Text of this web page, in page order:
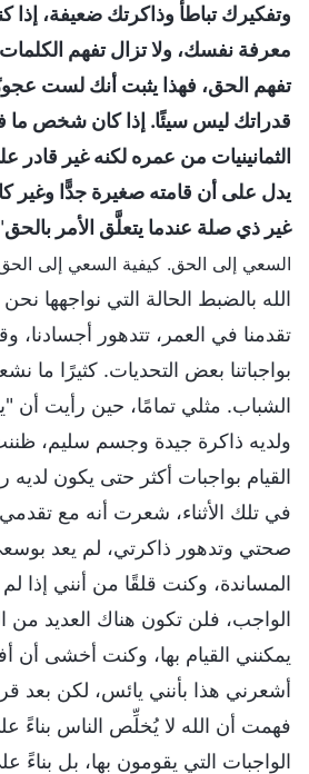
وتفكيرك تباطأ وذاكرتك ضعيفة، إذا
معرفة نفسك، ولا تزال تفهم الكلمات
تفهم الحق، فهذا يثبت أنك لست
قدراتك ليس سيئًا. إذا كان شخص ما
الثمانينيات من عمره لكنه غير قادر
يدل على أن قامته صغيرة جدًّا وغير
غير ذي صلة عندما يتعلَّق الأمر بالحق
السعي إلى الحق. كيفية السعي إلى الحق
الله بالضبط الحالة التي نواجهها
تقدمنا في العمر، تتدهور أجسادنا،
بواجباتنا بعض التحديات. كثيرًا ما
الشباب. مثلي تمامًا، حين رأيت أن
ولديه ذاكرة جيدة وجسم سليم،
القيام بواجبات أكثر حتى يكون
في تلك الأثناء، شعرت أنه مع
صحتي وتدهور ذاكرتي، لم يعد
المساندة، وكنت قلقًا من أنني إذا
الواجب، فلن تكون هناك العديد من
يمكنني القيام بها، وكنت أخشى أن
أشعرني هذا بأنني يائس، لكن بعد
فهمت أن الله لا يُخلِّص الناس بناءً
الواجبات التي يقومون بها، بل بناءً